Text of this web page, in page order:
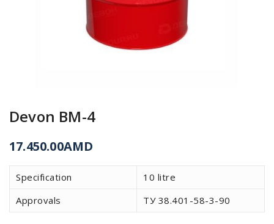
Devon ВМ-4
17.450.00AMD
Specification
10 litre
Approvals
ТУ 38.401-58-3-90